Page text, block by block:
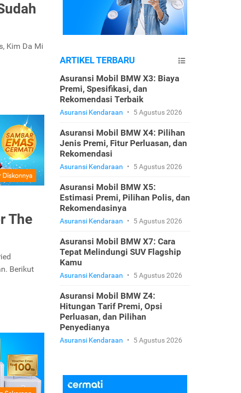
Kim Da Mi
The
Berikut
ARTIKEL TERBARU
Asuransi Mobil BMW X3: Biaya
Premi, Spesifikasi, dan
Rekomendasi Terbaik
Asuransi Kendaraan • 5 Agustus 2026
Asuransi Mobil BMW X4: Pilihan
Jenis Premi, Fitur Perluasan, dan
Rekomendasi
Asuransi Kendaraan • 5 Agustus 2026
Asuransi Mobil BMW X5:
Estimasi Premi, Pilihan Polis, dan
Rekomendasinya
Asuransi Kendaraan • 5 Agustus 2026
Asuransi Mobil BMW X7: Cara
Tepat Melindungi SUV Flagship
Kamu
Asuransi Kendaraan • 5 Agustus 2026
Asuransi Mobil BMW Z4:
Hitungan Tarif Premi, Opsi
Perluasan, dan Pilihan
Penyedianya
Asuransi Kendaraan • 5 Agustus 2026